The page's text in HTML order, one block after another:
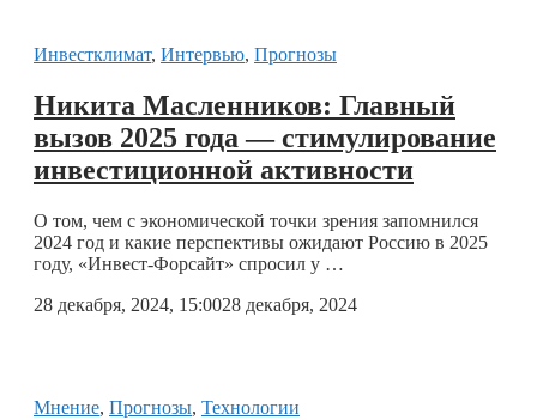
Инвестклимат, Интервью, Прогнозы
Никита Масленников: Главный
вызов 2025 года — стимулирование
инвестиционной активности
О том, чем с экономической точки зрения запомнился
2024 год и какие перспективы ожидают Россию в 2025
году, «Инвест-Форсайт» спросил у …
28 декабря, 2024, 15:0028 декабря, 2024
Мнение, Прогнозы, Технологии